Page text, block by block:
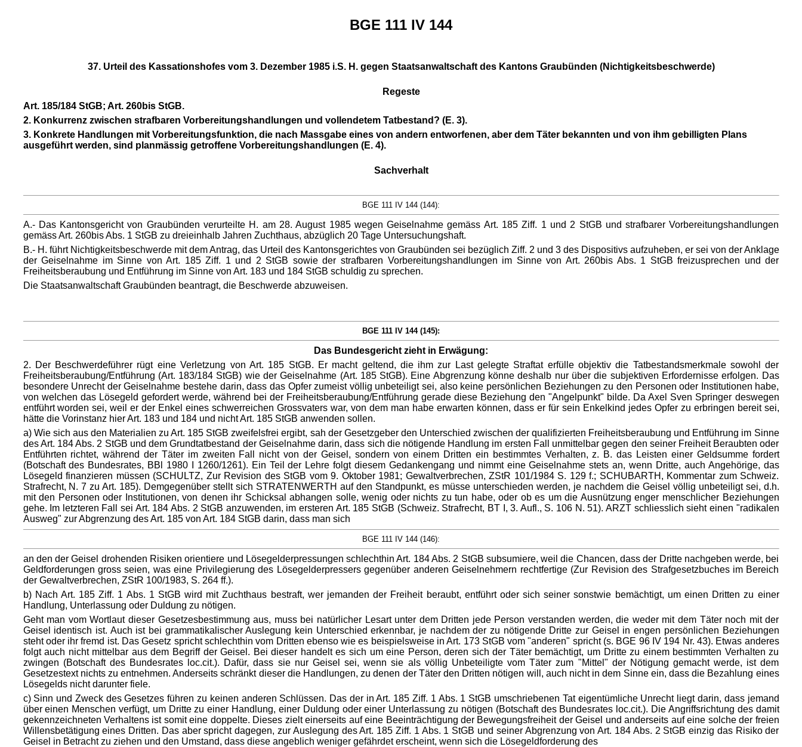
BGE 111 IV 144
37. Urteil des Kassationshofes vom 3. Dezember 1985 i.S. H. gegen Staatsanwaltschaft des Kantons Graubünden (Nichtigkeitsbeschwerde)
Regeste
Art. 185/184 StGB; Art. 260bis StGB.
2. Konkurrenz zwischen strafbaren Vorbereitungshandlungen und vollendetem Tatbestand? (E. 3).
3. Konkrete Handlungen mit Vorbereitungsfunktion, die nach Massgabe eines von andern entworfenen, aber dem Täter bekannten und von ihm gebilligten Plans
ausgeführt werden, sind planmässig getroffene Vorbereitungshandlungen (E. 4).
Sachverhalt
BGE 111 IV 144 (144):
A.- Das Kantonsgericht von Graubünden verurteilte H. am 28. August 1985 wegen Geiselnahme gemäss Art. 185 Ziff. 1 und 2 StGB und strafbarer Vorbereitungshandlungen
gemäss Art. 260bis Abs. 1 StGB zu dreieinhalb Jahren Zuchthaus, abzüglich 20 Tage Untersuchungshaft.
B.- H. führt Nichtigkeitsbeschwerde mit dem Antrag, das Urteil des Kantonsgerichtes von Graubünden sei bezüglich Ziff. 2 und 3 des Dispositivs aufzuheben, er sei von der Anklage
der Geiselnahme im Sinne von Art. 185 Ziff. 1 und 2 StGB sowie der strafbaren Vorbereitungshandlungen im Sinne von Art. 260bis Abs. 1 StGB freizusprechen und der
Freiheitsberaubung und Entführung im Sinne von Art. 183 und 184 StGB schuldig zu sprechen.
Die Staatsanwaltschaft Graubünden beantragt, die Beschwerde abzuweisen.
BGE 111 IV 144 (145):
Das Bundesgericht zieht in Erwägung:
2. Der Beschwerdeführer rügt eine Verletzung von Art. 185 StGB. Er macht geltend, die ihm zur Last gelegte Straftat erfülle objektiv die Tatbestandsmerkmale sowohl der
Freiheitsberaubung/Entführung (Art. 183/184 StGB) wie der Geiselnahme (Art. 185 StGB). Eine Abgrenzung könne deshalb nur über die subjektiven Erfordernisse erfolgen. Das
besondere Unrecht der Geiselnahme bestehe darin, dass das Opfer zumeist völlig unbeteiligt sei, also keine persönlichen Beziehungen zu den Personen oder Institutionen habe,
von welchen das Lösegeld gefordert werde, während bei der Freiheitsberaubung/Entführung gerade diese Beziehung den "Angelpunkt" bilde. Da Axel Sven Springer deswegen
entführt worden sei, weil er der Enkel eines schwerreichen Grossvaters war, von dem man habe erwarten können, dass er für sein Enkelkind jedes Opfer zu erbringen bereit sei,
hätte die Vorinstanz hier Art. 183 und 184 und nicht Art. 185 StGB anwenden sollen.
a) Wie sich aus den Materialien zu Art. 185 StGB zweifelsfrei ergibt, sah der Gesetzgeber den Unterschied zwischen der qualifizierten Freiheitsberaubung und Entführung im Sinne
des Art. 184 Abs. 2 StGB und dem Grundtatbestand der Geiselnahme darin, dass sich die nötigende Handlung im ersten Fall unmittelbar gegen den seiner Freiheit Beraubten oder
Entführten richtet, während der Täter im zweiten Fall nicht von der Geisel, sondern von einem Dritten ein bestimmtes Verhalten, z. B. das Leisten einer Geldsumme fordert
(Botschaft des Bundesrates, BBl 1980 I 1260/1261). Ein Teil der Lehre folgt diesem Gedankengang und nimmt eine Geiselnahme stets an, wenn Dritte, auch Angehörige, das
Lösegeld finanzieren müssen (SCHULTZ, Zur Revision des StGB vom 9. Oktober 1981; Gewaltverbrechen, ZStR 101/1984 S. 129 f.; SCHUBARTH, Kommentar zum Schweiz.
Strafrecht, N. 7 zu Art. 185). Demgegenüber stellt sich STRATENWERTH auf den Standpunkt, es müsse unterschieden werden, je nachdem die Geisel völlig unbeteiligt sei, d.h.
mit den Personen oder Institutionen, von denen ihr Schicksal abhangen solle, wenig oder nichts zu tun habe, oder ob es um die Ausnützung enger menschlicher Beziehungen
gehe. Im letzteren Fall sei Art. 184 Abs. 2 StGB anzuwenden, im ersteren Art. 185 StGB (Schweiz. Strafrecht, BT I, 3. Aufl., S. 106 N. 51). ARZT schliesslich sieht einen "radikalen
Ausweg" zur Abgrenzung des Art. 185 von Art. 184 StGB darin, dass man sich
BGE 111 IV 144 (146):
an den der Geisel drohenden Risiken orientiere und Lösegelderpressungen schlechthin Art. 184 Abs. 2 StGB subsumiere, weil die Chancen, dass der Dritte nachgeben werde, bei
Geldforderungen gross seien, was eine Privilegierung des Lösegelderpressers gegenüber anderen Geiselnehmern rechtfertige (Zur Revision des Strafgesetzbuches im Bereich
der Gewaltverbrechen, ZStR 100/1983, S. 264 ff.).
b) Nach Art. 185 Ziff. 1 Abs. 1 StGB wird mit Zuchthaus bestraft, wer jemanden der Freiheit beraubt, entführt oder sich seiner sonstwie bemächtigt, um einen Dritten zu einer
Handlung, Unterlassung oder Duldung zu nötigen.
Geht man vom Wortlaut dieser Gesetzesbestimmung aus, muss bei natürlicher Lesart unter dem Dritten jede Person verstanden werden, die weder mit dem Täter noch mit der
Geisel identisch ist. Auch ist bei grammatikalischer Auslegung kein Unterschied erkennbar, je nachdem der zu nötigende Dritte zur Geisel in engen persönlichen Beziehungen
steht oder ihr fremd ist. Das Gesetz spricht schlechthin vom Dritten ebenso wie es beispielsweise in Art. 173 StGB vom "anderen" spricht (s. BGE 96 IV 194 Nr. 43). Etwas anderes
folgt auch nicht mittelbar aus dem Begriff der Geisel. Bei dieser handelt es sich um eine Person, deren sich der Täter bemächtigt, um Dritte zu einem bestimmten Verhalten zu
zwingen (Botschaft des Bundesrates loc.cit.). Dafür, dass sie nur Geisel sei, wenn sie als völlig Unbeteiligte vom Täter zum "Mittel" der Nötigung gemacht werde, ist dem
Gesetzestext nichts zu entnehmen. Anderseits schränkt dieser die Handlungen, zu denen der Täter den Dritten nötigen will, auch nicht in dem Sinne ein, dass die Bezahlung eines
Lösegelds nicht darunter fiele.
c) Sinn und Zweck des Gesetzes führen zu keinen anderen Schlüssen. Das der in Art. 185 Ziff. 1 Abs. 1 StGB umschriebenen Tat eigentümliche Unrecht liegt darin, dass jemand
über einen Menschen verfügt, um Dritte zu einer Handlung, einer Duldung oder einer Unterlassung zu nötigen (Botschaft des Bundesrates loc.cit.). Die Angriffsrichtung des damit
gekennzeichneten Verhaltens ist somit eine doppelte. Dieses zielt einerseits auf eine Beeinträchtigung der Bewegungsfreiheit der Geisel und anderseits auf eine solche der freien
Willensbetätigung eines Dritten. Das aber spricht dagegen, zur Auslegung des Art. 185 Ziff. 1 Abs. 1 StGB und seiner Abgrenzung von Art. 184 Abs. 2 StGB einzig das Risiko der
Geisel in Betracht zu ziehen und den Umstand, dass diese angeblich weniger gefährdet erscheint, wenn sich die Lösegeldforderung des